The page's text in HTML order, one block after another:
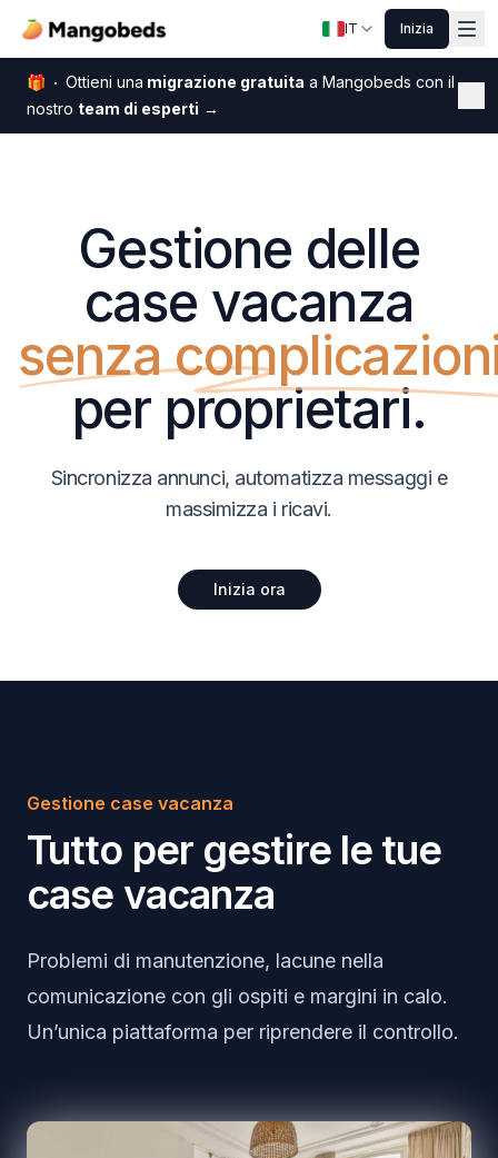
IT Inizia
🎁 Ottieni una migrazione gratuita a Mangobeds con il
nostro team di esperti →
Gestione delle
case vacanza
senza
per proprietari.
Sincronizza annunci, automatizza messaggi e
massimizza i ricavi.
Inizia ora
Gestione case vacanza
Tutto per gestire le tue
case vacanza
Problemi di manutenzione, lacune nella
comunicazione con gli ospiti e margini in calo.
Un’unica piattaforma per riprendere il controllo.